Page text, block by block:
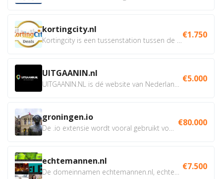
kortingcity.nl €1.750
UITGAANIN.nl €5.000
groningen.io €80.000
echtemannen.nl €7.500